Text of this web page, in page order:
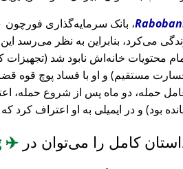
می‌کرد، بنابراین به نظر می‌رسد
مستقیم) و او با فساد پوچ قوه
حمله، دو ماه پس از شروع حمله،
بود) و در ایمیلی به او اعتراف کرد
کامل را می‌توان در ✈️
MH17